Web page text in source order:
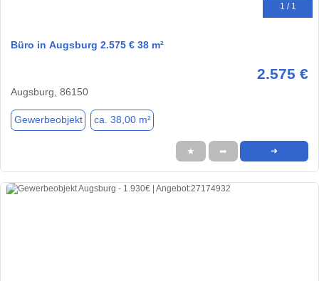
1 / 1
Büro in Augsburg 2.575 € 38 m²
2.575 €
Augsburg, 86150
Gewerbeobjekt ca. 38,00 m²
★ ➦ ➜